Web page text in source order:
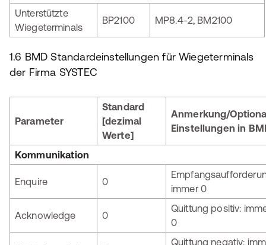
Unterstützte
Wiegeterminals
BP2100 MP8.4-2, BM2100
1.6 BMD Standardeinstellungen für Wiegeterminals
der Firma SYSTEC
Parameter
Standard
[dezimal
Werte]
Anmerkung/
Einstellungen in
Kommunikation
Enquire 0
immer 0
Acknowledge 0
Quittung positiv:
0
Quittung negativ: